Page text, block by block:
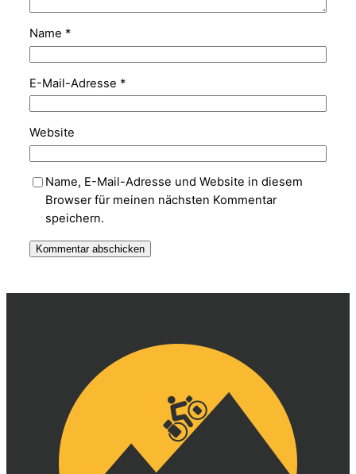
Name *
E-Mail-Adresse *
Website
Name, E-Mail-Adresse und Website in diesem
Browser für meinen nächsten Kommentar
speichern.